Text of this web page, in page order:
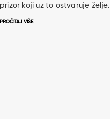
prizor koji uz to ostvaruje želje.
PROČITAJ VIŠE